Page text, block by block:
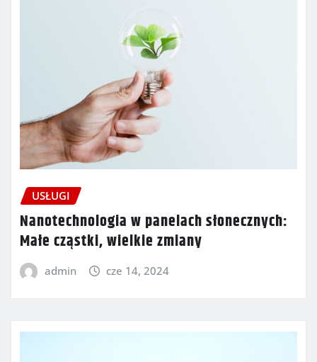
USŁUGI
Nanotechnologia w panelach słonecznych:
Małe cząstki, wielkie zmiany
admin cze 14, 2024